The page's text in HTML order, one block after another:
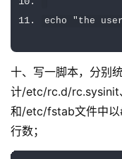
echo "the
十、写一脚本，分别
计/etc/rc.d/
和/etc/fstab文件中以
行数；